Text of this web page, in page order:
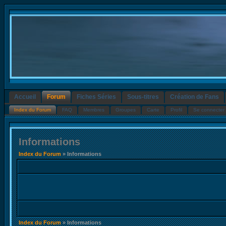
Accueil Forum Fiches Séries Sous-titres Création de Fans
Index du Forum FAQ Membres Groupes Carte Profil Se connecter
Informations
Index du Forum» Informations
Index du Forum» Informations